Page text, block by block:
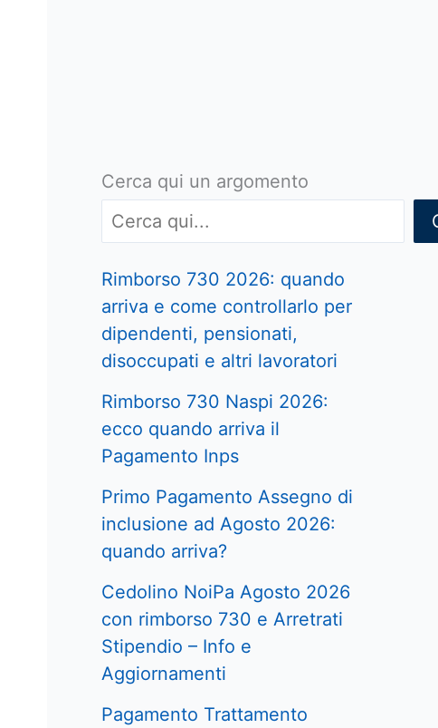
Cerca qui un argomento
Rimborso 730 2026: quando
arriva e come controllarlo per
dipendenti, pensionati,
disoccupati e altri lavoratori
Rimborso 730 Naspi 2026:
ecco quando arriva il
Pagamento Inps
Primo Pagamento Assegno di
inclusione ad Agosto 2026:
quando arriva?
Cedolino NoiPa Agosto 2026
con rimborso 730 e Arretrati
Stipendio – Info e
Aggiornamenti
Pagamento Trattamento